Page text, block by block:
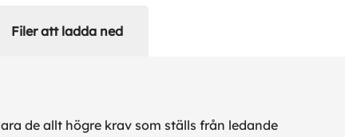
Filer att ladda ned
de allt högre krav som ställs från ledande